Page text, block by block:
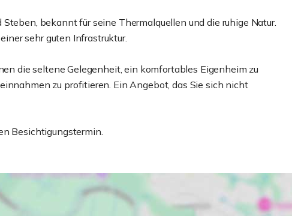
bekannt für seine Thermalquellen und die ruhige Natur.
sehr guten Infrastruktur.
die seltene Gelegenheit, ein komfortables Eigenheim zu
zu profitieren. Ein Angebot, das Sie sich nicht
Besichtigungstermin.